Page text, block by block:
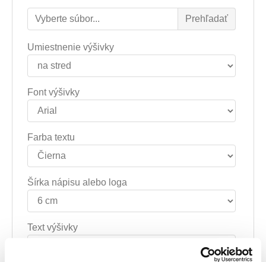
Umiestnenie výšivky
Font výšivky
Farba textu
Šírka nápisu alebo loga
Text výšivky